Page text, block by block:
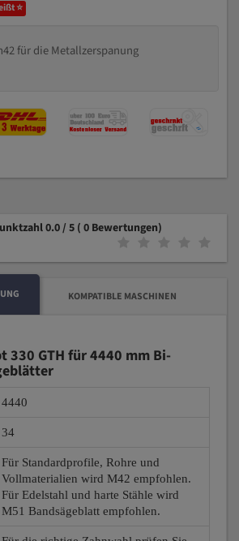
⭐
für die Metallzerspanung
0.0 / 5 ( 0 Bewertungen)
KOMPATIBLE MASCHINEN
330 GTH für 4440 mm Bi-
4440
34
Für Standardprofile, Rohre und
Vollmaterialien wird M42 empfohlen.
Für Edelstahl und harte Stähle wird
M51 Bandsägeblatt empfohlen.